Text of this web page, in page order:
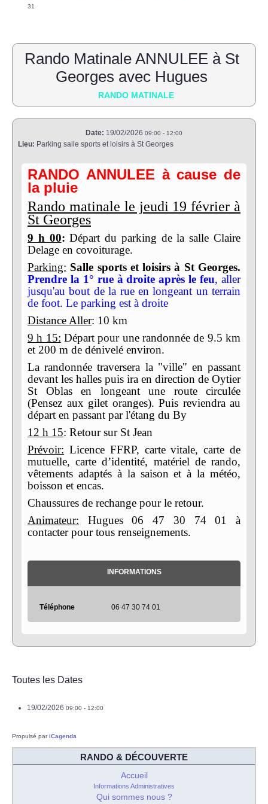
31
Rando Matinale ANNULEE à St
Georges avec Hugues
RANDO MATINALE
Date: 19/02/2026 09:00 - 12:00
Lieu: Parking salle sports et loisirs à St Georges
RANDO ANNULEE à cause de
la pluie
Rando matinale le jeudi 19 février à
St Georges
9 h 00: Départ du parking de la salle Claire
Delage en covoiturage.
Parking: Salle sports et loisirs à St Georges.
Prendre la 1° rue à droite après le feu, aller
jusqu'au bout de la rue en longeant un terrain
de foot. Le parking est à droite
Distance Aller: 10 km
9 h 15: Départ pour une randonnée de 9.5 km
et 200 m de dénivelé environ.
La randonnée traversera la "ville" en passant
devant les halles puis ira en direction de Oytier
St Oblas en longeant une route circulée
(Pensez aux gilet oranges). Puis reviendra au
départ en passant par l'étang du By
12 h 15: Retour sur St Jean
Prévoir: Licence FFRP, carte vitale, carte de
mutuelle, carte d’identité, matériel de rando,
vêtements adaptés à la saison et à la météo,
boisson et encas.
Chaussures de rechange pour le retour.
Animateur: Hugues 06 47 30 74 01 à
contacter pour tous renseignements.
INFORMATIONS
Téléphone 06 47 30 74 01
Toutes les Dates
19/02/2026 09:00 - 12:00
Propulsé pariCagenda
RANDO & DÉCOUVERTE
Accueil
Informations Administratives
Qui sommes nous ?